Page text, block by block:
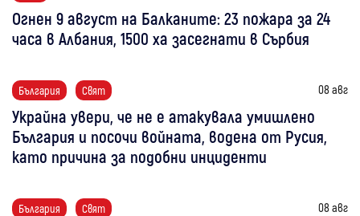
Огнен 9 август на Балканите: 23 пожара за 24
часа в Албания, 1500 ха засегнати в Сърбия
България Свят 08 авг
Украйна увери, че не е атакувала умишлено
България и посочи войната, водена от Русия,
като причина за подобни инциденти
България Свят 08 авг